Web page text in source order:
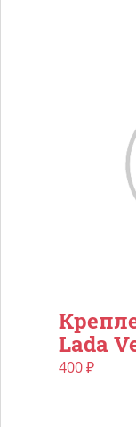
Lada
400₽